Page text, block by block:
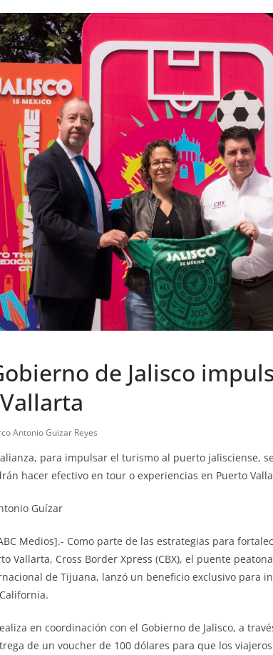
de Jalisco
Antonio Guizar Reyes
para impulsar el turismo al puerto jalisciense,
hacer efectivo en tour o experiencias en Puerto
Guízar
Medios].- Como parte de las estrategias para
Vallarta, Cross Border Xpress (CBX), el puente
de Tijuana, lanzó un beneficio exclusivo para
en coordinación con el Gobierno de Jalisco, a
de un voucher de 100 dólares para que los